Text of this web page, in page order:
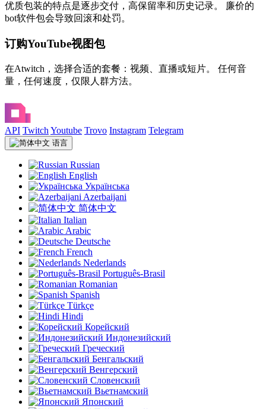
优质包装的特点是逐步交付，高保留率和历史记录。 廉价的
bot软件包会导致回滚和处罚。
订购YouTube视图包
在Atwitch，选择合适的套餐：视频、直播或短片。 任何音
量，任何速度，仅限人群方法。
API Twitch Youtube Trovo Instagram Telegram
语言
Russian
English
Українська
Azerbaijani
简体中文
Italian
Arabic
Deutsche
French
Nederlands
Português-Brasil
Romanian
Spanish
Türkçe
Hindi
Корейский
Индонезийский
Греческий
Бенгальский
Венгерский
Словенский
Вьетнамский
Японский